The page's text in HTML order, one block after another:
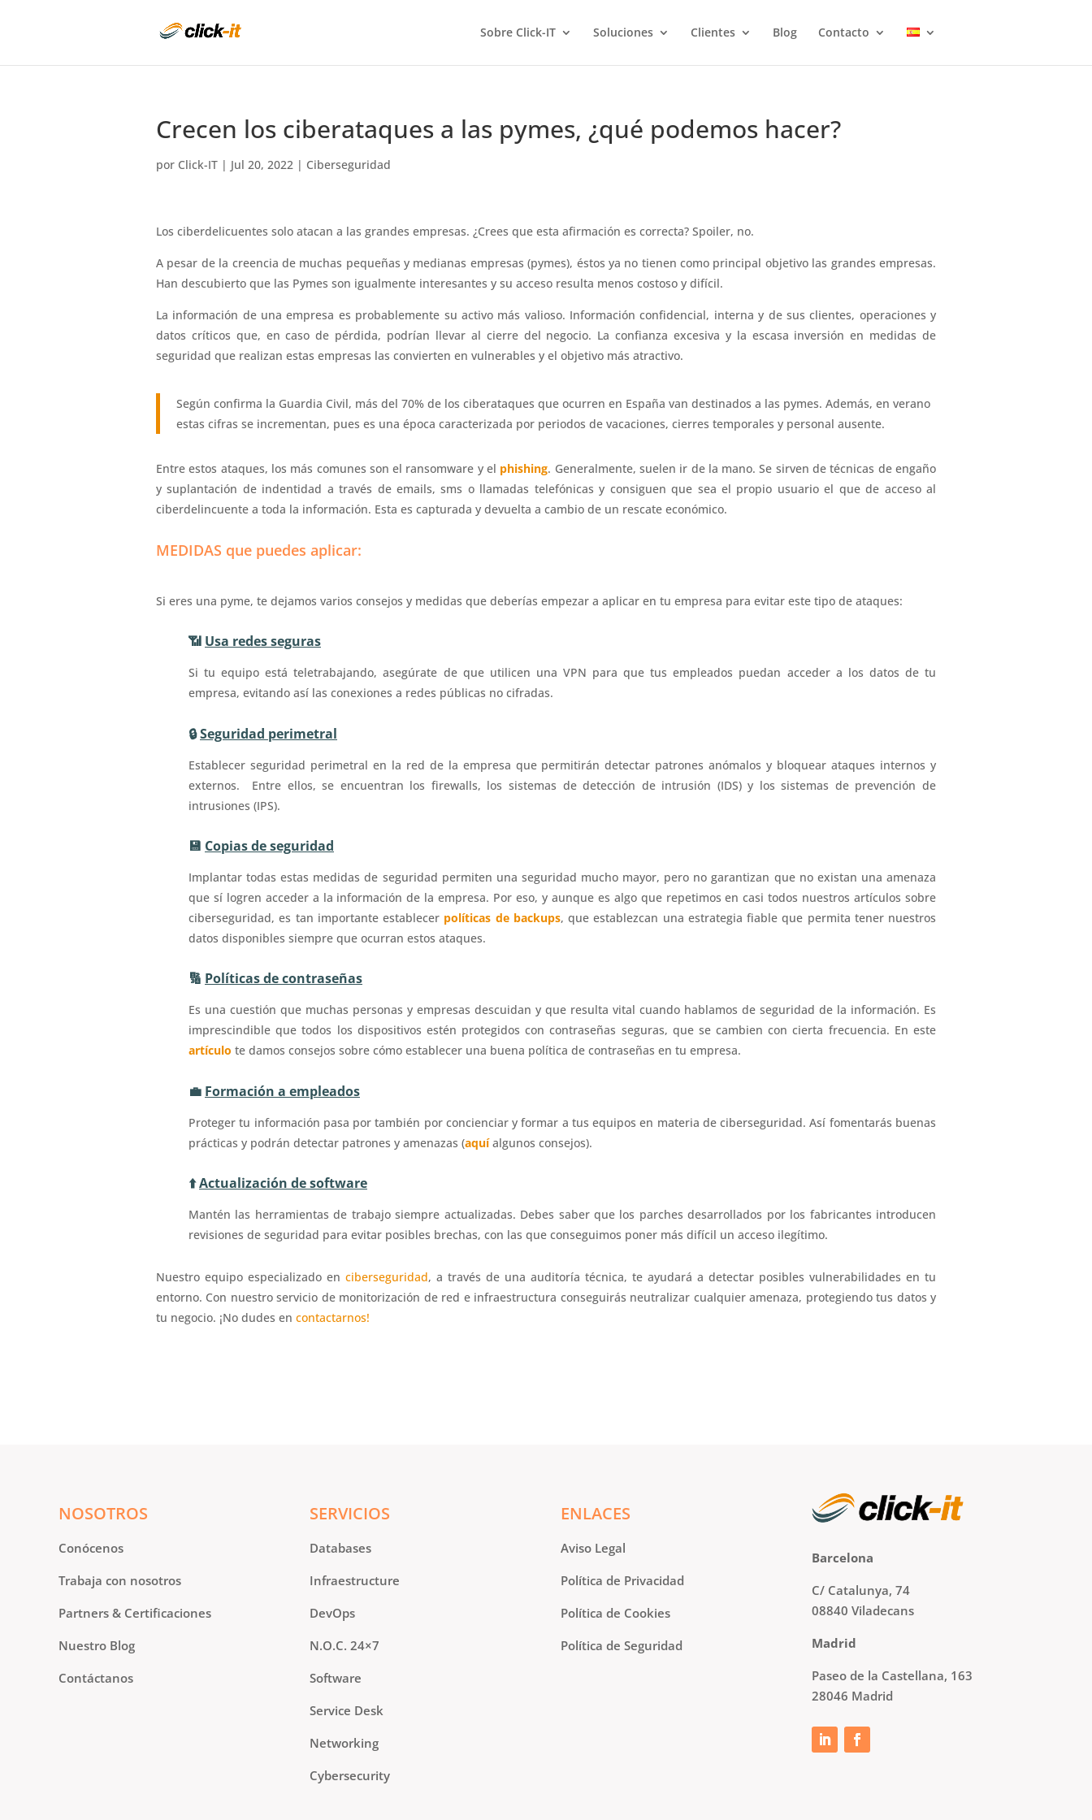
Sobre Click-IT Soluciones Clientes Blog Contacto
Crecen los ciberataques a las pymes, ¿qué podemos hacer?
por Click-IT | Jul 20, 2022 | Ciberseguridad
Los ciberdelicuentes solo atacan a las grandes empresas. ¿Crees que esta afirmación es correcta? Spoiler, no.
A pesar de la creencia de muchas pequeñas y medianas empresas (pymes), éstos ya no tienen como principal objetivo las grandes empresas.
Han descubierto que las Pymes son igualmente interesantes y su acceso resulta menos costoso y difícil.
La información de una empresa es probablemente su activo más valioso. Información confidencial, interna y de sus clientes, operaciones y
datos críticos que, en caso de pérdida, podrían llevar al cierre del negocio. La confianza excesiva y la escasa inversión en medidas de
seguridad que realizan estas empresas las convierten en vulnerables y el objetivo más atractivo.
Según confirma la Guardia Civil, más del 70% de los ciberataques que ocurren en España van destinados a las pymes. Además, en verano
estas cifras se incrementan, pues es una época caracterizada por periodos de vacaciones, cierres temporales y personal ausente.
Entre estos ataques, los más comunes son el ransomware y el phishing. Generalmente, suelen ir de la mano. Se sirven de técnicas de engaño
y suplantación de indentidad a través de emails, sms o llamadas telefónicas y consiguen que sea el propio usuario el que de acceso al
ciberdelincuente a toda la información. Esta es capturada y devuelta a cambio de un rescate económico.
MEDIDAS que puedes aplicar:
Si eres una pyme, te dejamos varios consejos y medidas que deberías empezar a aplicar en tu empresa para evitar este tipo de ataques:
📶 Usa redes seguras
Si tu equipo está teletrabajando, asegúrate de que utilicen una VPN para que tus empleados puedan acceder a los datos de tu
empresa, evitando así las conexiones a redes públicas no cifradas.
🔒Seguridad perimetral
Establecer seguridad perimetral en la red de la empresa que permitirán detectar patrones anómalos y bloquear ataques internos y
externos.
Entre ellos, se encuentran los firewalls, los sistemas de detección de intrusión (IDS) y los sistemas de prevención de
intrusiones (IPS).
💾 Copias de seguridad
Implantar todas estas medidas de seguridad permiten una seguridad mucho mayor, pero no garantizan que no existan una amenaza
que sí logren acceder a la información de la empresa. Por eso, y aunque es algo que repetimos en casi todos nuestros artículos sobre
ciberseguridad, es tan importante establecer políticas de backups, que establezcan una estrategia fiable que permita tener nuestros
datos disponibles siempre que ocurran estos ataques.
🔢 Políticas de contraseñas
Es una cuestión que muchas personas y empresas descuidan y que resulta vital cuando hablamos de seguridad de la información. Es
imprescindible que todos los dispositivos estén protegidos con contraseñas seguras, que se cambien con cierta frecuencia. En este
artículo te damos consejos sobre cómo establecer una buena política de contraseñas en tu empresa.
💼 Formación a empleados
Proteger tu información pasa por también por concienciar y formar a tus equipos en materia de ciberseguridad. Así fomentarás buenas
prácticas y podrán detectar patrones y amenazas (aquíalgunos consejos).
⬆️Actualización de software
Mantén las herramientas de trabajo siempre actualizadas. Debes saber que los parches desarrollados por los fabricantes introducen
revisiones de seguridad para evitar posibles brechas, con las que conseguimos poner más difícil un acceso ilegítimo.
Nuestro equipo especializado en ciberseguridad, a través de una auditoría técnica, te ayudará a detectar posibles vulnerabilidades en tu
entorno. Con nuestro servicio de monitorización de red e infraestructura conseguirás neutralizar cualquier amenaza, protegiendo tus datos y
tu negocio. ¡No dudes en contactarnos!
NOSOTROS
Conócenos
Trabaja con nosotros
Partners & Certificaciones
Nuestro Blog
Contáctanos
SERVICIOS
Databases
Infraestructure
DevOps
N.O.C. 24×7
Software
Service Desk
Networking
Cybersecurity
ENLACES
Aviso Legal
Política de Privacidad
Política de Cookies
Política de Seguridad
Barcelona
C/ Catalunya, 74
08840 Viladecans
Madrid
Paseo de la Castellana, 163
28046 Madrid